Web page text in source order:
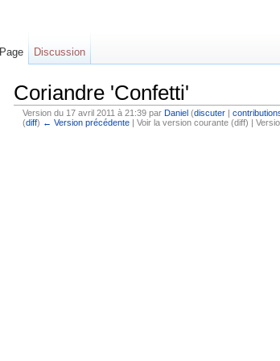
Coriandre 'Confetti'
Version du 17 avril 2011 à 21:39 par Daniel (discuter|
(diff) ← Version précédente| Voir la version courante (diff) |
Page Discussion